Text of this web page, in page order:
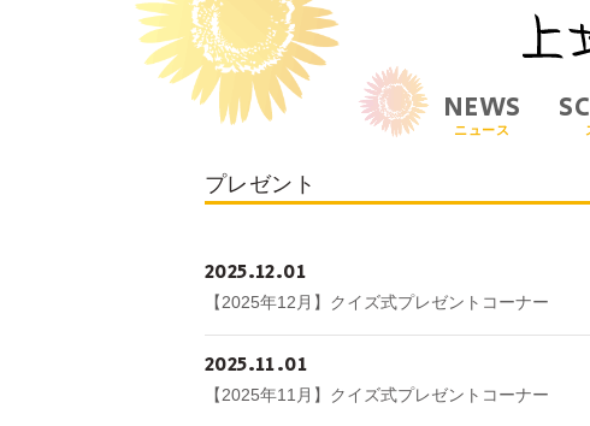
ニュース
NEWS
プレゼント
2025 12 01
【2025年12月】クイズ式プレゼントコーナー
2025 11 01
【2025年11月】クイズ式プレゼントコーナー